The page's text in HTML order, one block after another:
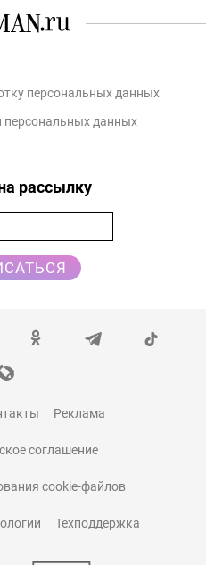
персональных данных
персональных данных
рассылку
Реклама
соглашение
cookie-файлов
Техподдержка